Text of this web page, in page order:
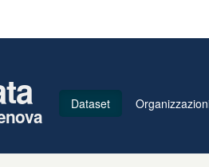
Dataset